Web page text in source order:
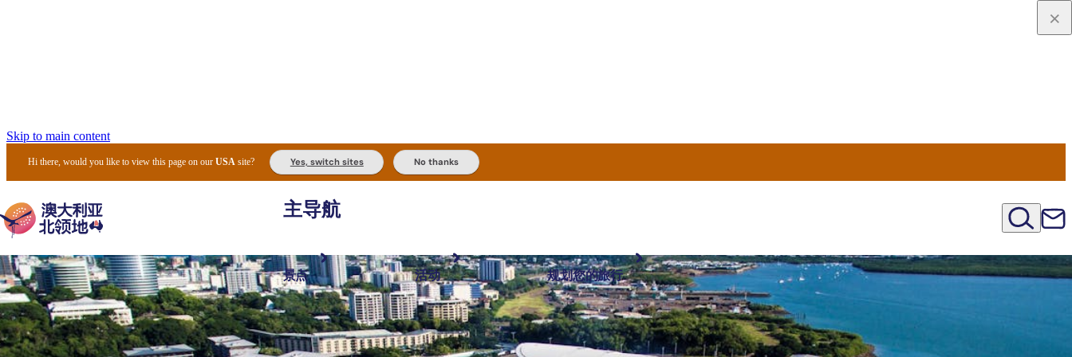
Skip to main content
Hi there, would you like to view this page on ourUSA site? Yes, switch sites No thanks
主导航
景点
最受欢迎目的地 内陆和户外 按地区探索
活动
体验 旅行者类型 精选榜单
规划您的旅行
规划和预订 实用信息 规划工具
搜索: